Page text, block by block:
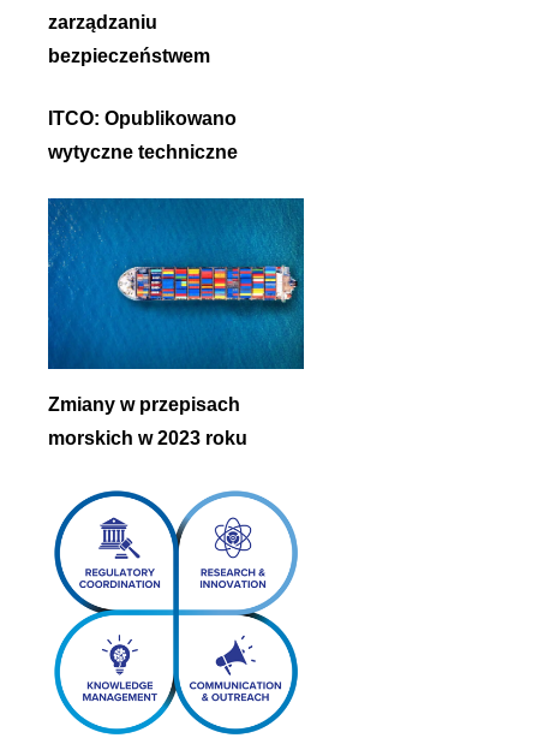
zarządzaniu
bezpieczeństwem
ITCO: Opublikowano
wytyczne techniczne
Zmiany w przepisach
morskich w 2023 roku